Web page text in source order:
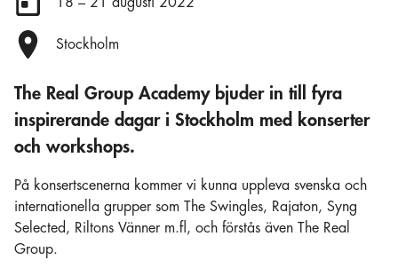
Plats:
Stockholm
The Real Group Academy bjuder in till fyra
inspirerande dagar i Stockholm med konserter
och workshops.
På konsertscenerna kommer vi kunna uppleva svenska och
internationella grupper som The Swingles, Rajaton, Syng
Selected, Riltons Vänner m.fl, och förstås även The Real
Group.